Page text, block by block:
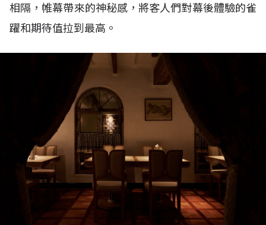
相隔，帷幕帶來的神秘感，將客人們對幕後體驗的雀
躍和期待值拉到最高。